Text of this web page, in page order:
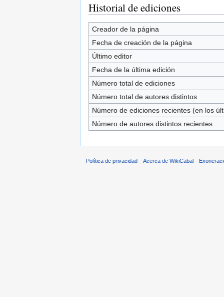
Historial de ediciones
Creador de la página
Fecha de creación de la página
Último editor
Fecha de la última edición
Número total de ediciones
Número total de autores distintos
Número de ediciones recientes (en los
Número de autores distintos recientes
Política de privacidad Acerca de WikiCabal